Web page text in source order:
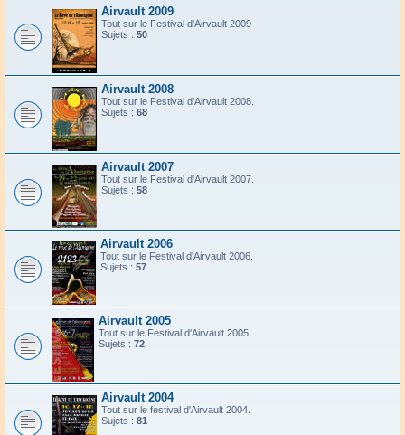
Airvault 2009
Tout sur le Festival d'Airvault 2009
Sujets : 50
Airvault 2008
Tout sur le Festival d'Airvault 2008.
Sujets : 68
Airvault 2007
Tout sur le Festival d'Airvault 2007.
Sujets : 58
Airvault 2006
Tout sur le Festival d'Airvault 2006.
Sujets : 57
Airvault 2005
Tout sur le Festival d'Airvault 2005.
Sujets : 72
Airvault 2004
Tout sur le festival d'Airvault 2004.
Sujets : 81